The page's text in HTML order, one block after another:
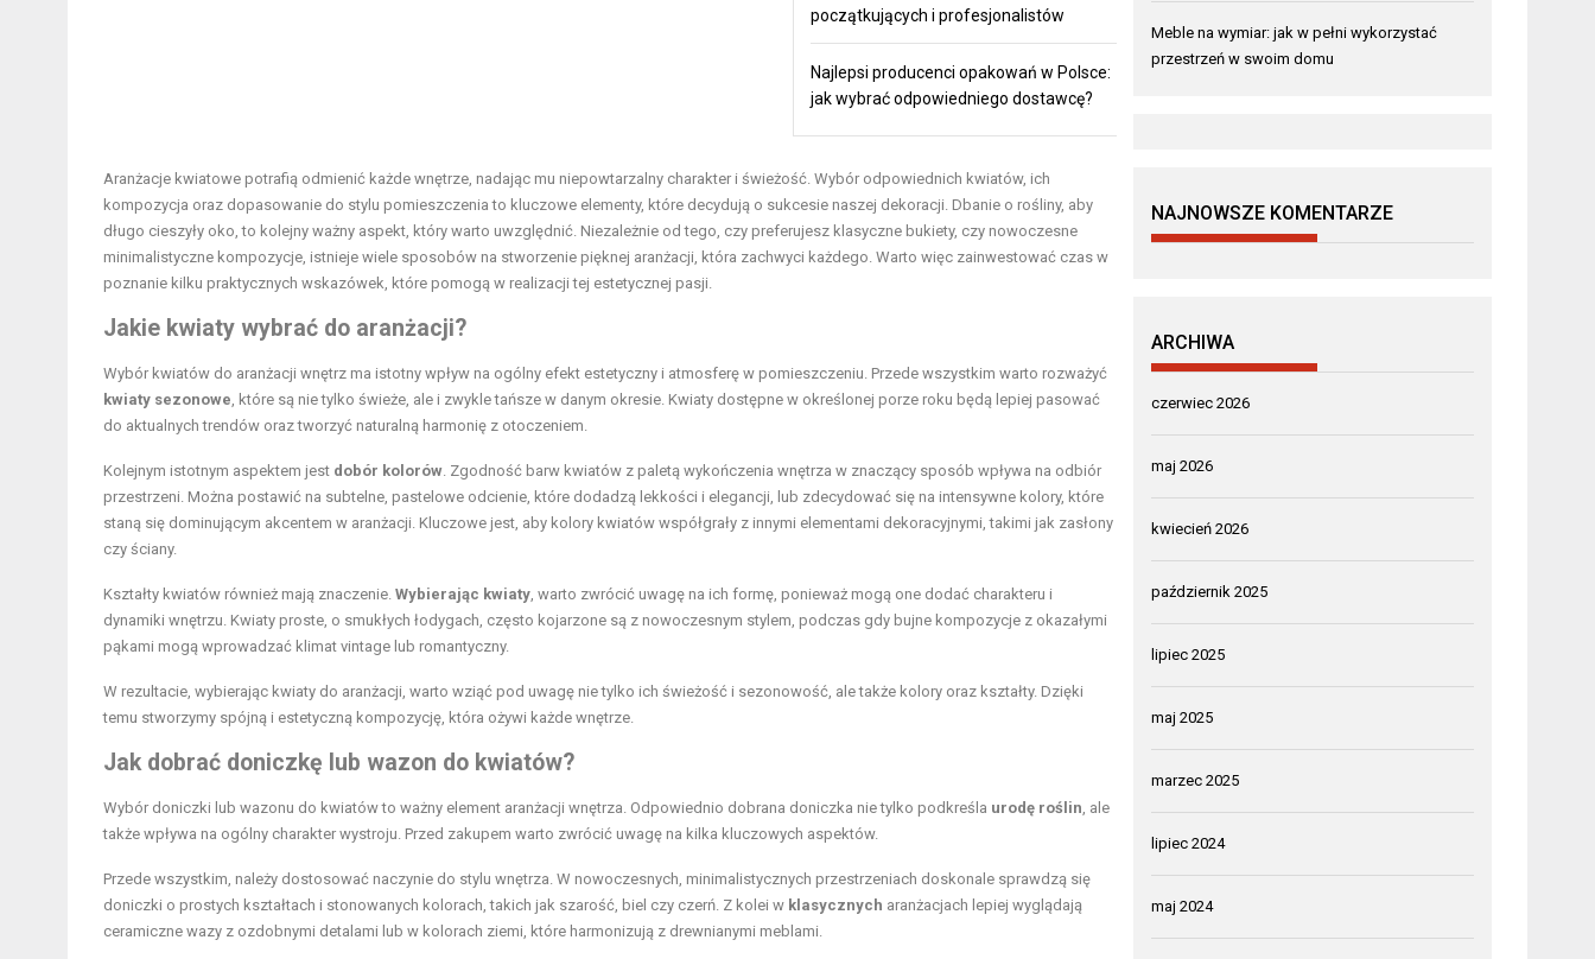
początkujących i profesjonalistów
Najlepsi producenci opakowań w Polsce:
jak wybrać odpowiedniego dostawcę?
Aranżacje kwiatowe potrafią odmienić każde wnętrze, nadając mu niepowtarzalny charakter i świeżość. Wybór odpowiednich kwiatów, ich
kompozycja oraz dopasowanie do stylu pomieszczenia to kluczowe elementy, które decydują o sukcesie naszej dekoracji. Dbanie o rośliny, aby
długo cieszyły oko, to kolejny ważny aspekt, który warto uwzględnić. Niezależnie od tego, czy preferujesz klasyczne bukiety, czy nowoczesne
minimalistyczne kompozycje, istnieje wiele sposobów na stworzenie pięknej aranżacji, która zachwyci każdego. Warto więc zainwestować czas w
poznanie kilku praktycznych wskazówek, które pomogą w realizacji tej estetycznej pasji.
Jakie kwiaty wybrać do aranżacji?
Wybór kwiatów do aranżacji wnętrz ma istotny wpływ na ogólny efekt estetyczny i atmosferę w pomieszczeniu. Przede wszystkim warto rozważyć
kwiaty sezonowe, które są nie tylko świeże, ale i zwykle tańsze w danym okresie. Kwiaty dostępne w określonej porze roku będą lepiej pasować
do aktualnych trendów oraz tworzyć naturalną harmonię z otoczeniem.
Kolejnym istotnym aspektem jest dobór kolorów. Zgodność barw kwiatów z paletą wykończenia wnętrza w znaczący sposób wpływa na odbiór
przestrzeni. Można postawić na subtelne, pastelowe odcienie, które dodadzą lekkości i elegancji, lub zdecydować się na intensywne kolory, które
staną się dominującym akcentem w aranżacji. Kluczowe jest, aby kolory kwiatów współgrały z innymi elementami dekoracyjnymi, takimi jak zasłony
czy ściany.
Kształty kwiatów również mają znaczenie. Wybierając kwiaty, warto zwrócić uwagę na ich formę, ponieważ mogą one dodać charakteru i
dynamiki wnętrzu. Kwiaty proste, o smukłych łodygach, często kojarzone są z nowoczesnym stylem, podczas gdy bujne kompozycje z okazałymi
pąkami mogą wprowadzać klimat vintage lub romantyczny.
W rezultacie, wybierając kwiaty do aranżacji, warto wziąć pod uwagę nie tylko ich świeżość i sezonowość, ale także kolory oraz kształty. Dzięki
temu stworzymy spójną i estetyczną kompozycję, która ożywi każde wnętrze.
Jak dobrać doniczkę lub wazon do kwiatów?
Wybór doniczki lub wazonu do kwiatów to ważny element aranżacji wnętrza. Odpowiednio dobrana doniczka nie tylko podkreśla urodę roślin, ale
także wpływa na ogólny charakter wystroju. Przed zakupem warto zwrócić uwagę na kilka kluczowych aspektów.
Przede wszystkim, należy dostosować naczynie do stylu wnętrza. W nowoczesnych, minimalistycznych przestrzeniach doskonale sprawdzą się
doniczki o prostych kształtach i stonowanych kolorach, takich jak szarość, biel czy czerń. Z kolei w klasycznych aranżacjach lepiej wyglądają
ceramiczne wazy z ozdobnymi detalami lub w kolorach ziemi, które harmonizują z drewnianymi meblami.
Meble na wymiar: jak w pełni wykorzystać
przestrzeń w swoim domu
NAJNOWSZE KOMENTARZE
ARCHIWA
czerwiec 2026
maj 2026
kwiecień 2026
październik 2025
lipiec 2025
maj 2025
marzec 2025
lipiec 2024
maj 2024